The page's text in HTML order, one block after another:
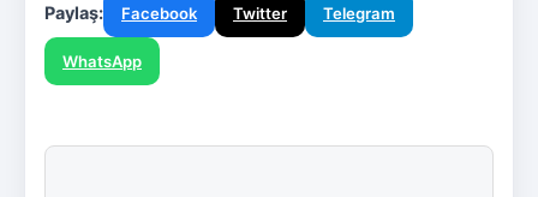
Paylaş: Facebook Twitter Telegram
WhatsApp